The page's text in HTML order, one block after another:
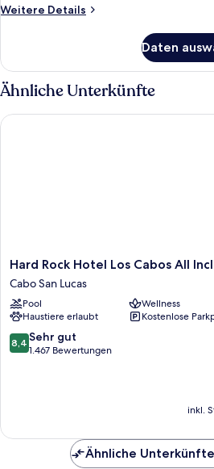
Weitere Details
Weitere
King
Room
Non
Daten
Ähnliche Unterkünfte
Hard
Rock
Hotel
Los
Cabos
All
Inclusive
Hard Rock Hotel Los Cabos All
Cabo San Lucas
Pool
Wellness
Haustiere erlaubt
Kostenlose
8.4
von
8,4 Sehr gut
1.467 Bewertungen
inkl.
Hard Rock Hotel Los Cabos All
Ähnliche